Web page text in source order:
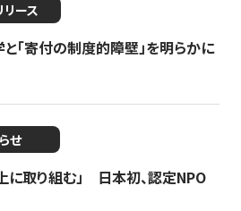
リース
「寄付の制度的障壁」を明らかに
せ
に取り組む」 日本初、認定NPO